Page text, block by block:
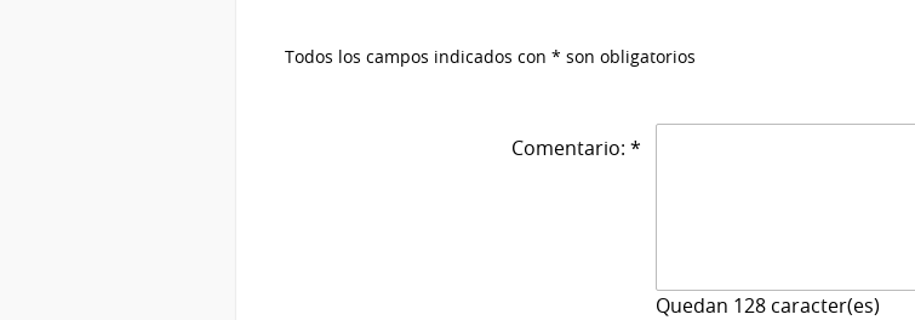
Todos los campos indicados con * son obligatorios
Comentario: *
Quedan 128 caracter(es)